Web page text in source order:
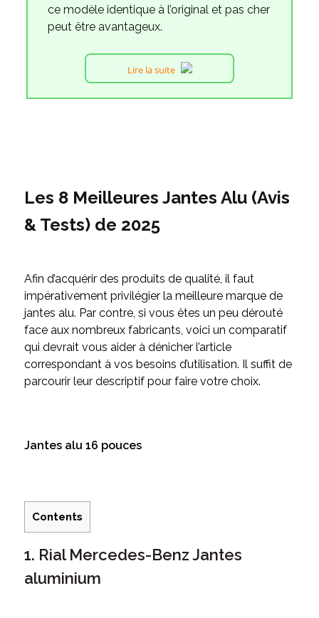
ce modèle identique à l’original et pas cher
peut être avantageux.
Lire la suite
Les 8 Meilleures Jantes Alu (Avis
& Tests) de 2025
Afin d’acquérir des produits de qualité, il faut
impérativement privilégier la meilleure marque de
jantes alu. Par contre, si vous êtes un peu dérouté
face aux nombreux fabricants, voici un comparatif
qui devrait vous aider à dénicher l’article
correspondant à vos besoins d’utilisation. Il suffit de
parcourir leur descriptif pour faire votre choix.
Jantes alu 16 pouces
Contents
1. Rial Mercedes-Benz Jantes
aluminium